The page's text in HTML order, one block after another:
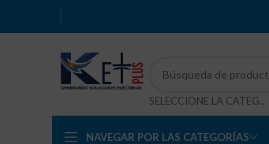
SELECCIONE LA CATEGORÍA
NAVEGAR POR LAS CATEGORÍAS